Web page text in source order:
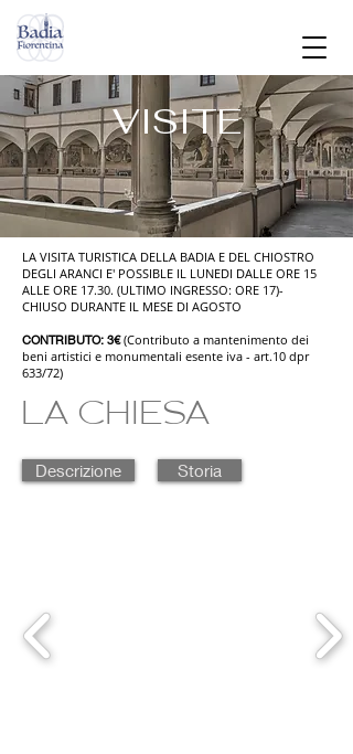
VISITE
LA VISITA TURISTICA DELLA BADIA E DEL CHIOSTRO
DEGLI ARANCI E' POSSIBLE IL LUNEDI DALLE ORE 15
ALLE ORE 17.30. (ULTIMO INGRESSO: ORE 17)-
CHIUSO DURANTE IL MESE DI AGOSTO
CONTRIBUTO: 3€ (Contributo a mantenimento dei
beni artistici e monumentali esente iva - art.10 dpr
633/72)
LA CHIESA
Descrizione Storia